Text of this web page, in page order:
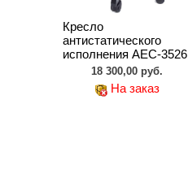
Кресло
антистатического
исполнения АЕС-3526
18 300,00 руб.
На заказ